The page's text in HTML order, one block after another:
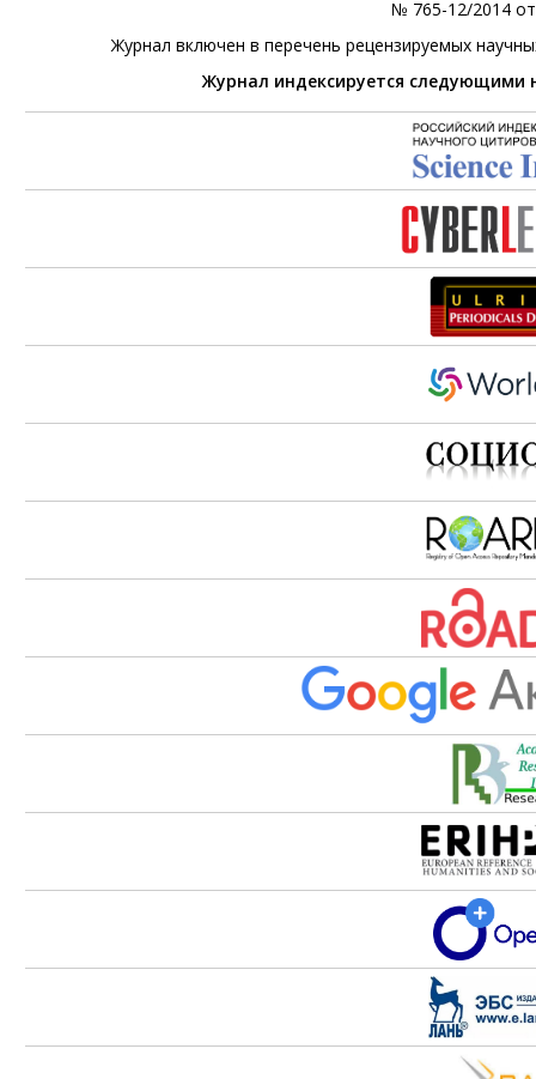
№ 765-12/2014
Журнал включен в перечень рецензируемых
Журнал индексируется